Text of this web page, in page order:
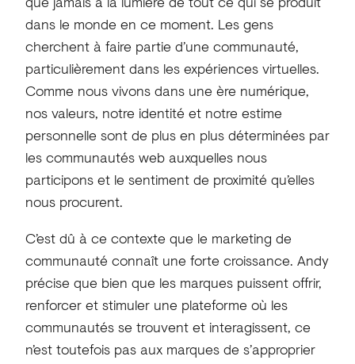
dans le monde en ce moment. Les gens
cherchent à faire partie d’une communauté,
particulièrement dans les expériences virtuelles.
Comme nous vivons dans une ère numérique,
nos valeurs, notre identité et notre estime
personnelle sont de plus en plus déterminées par
les communautés web auxquelles nous
participons et le sentiment de proximité qu’elles
nous procurent.
C’est dû à ce contexte que le marketing de
communauté connaît une forte croissance. Andy
précise que bien que les marques puissent offrir,
renforcer et stimuler une plateforme où les
communautés se trouvent et interagissent, ce
n’est toutefois pas aux marques de s’approprier